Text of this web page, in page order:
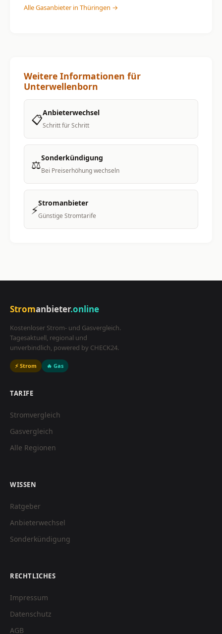
Alle Gasanbieter in Thüringen →
Weitere Informationen für
Unterwellenborn
📋Anbieterwechsel
Schritt für Schritt
⚖️Sonderkündigung
Bei Preiserhöhung wechseln
⚡Stromanbieter
Günstige Stromtarife
Stromanbieter.online
Kostenloser Strom- und Gasvergleich.
Tagesaktuell, regional und
unverbindlich, powered by CHECK24.
⚡ Strom 🔥 Gas
TARIFE
Stromvergleich
Gasvergleich
Alle Regionen
WISSEN
Ratgeber
Anbieterwechsel
Sonderkündigung
RECHTLICHES
Impressum
Datenschutz
AGB